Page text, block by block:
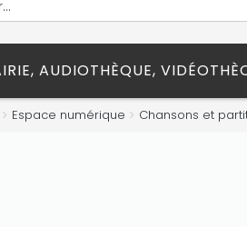
AUDIOTHÈQUE,
Espace numérique Chansons et